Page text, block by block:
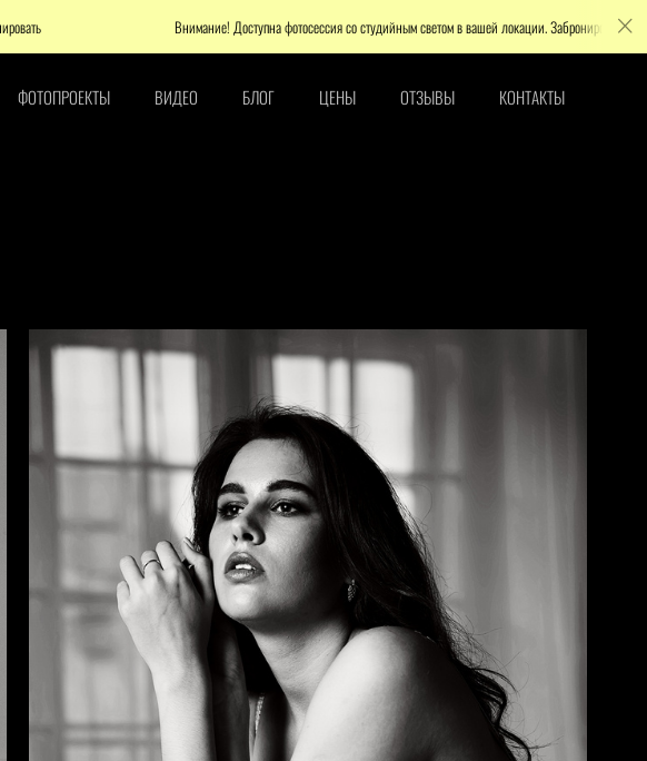
ФОТОПРОЕКТЫ ВИДЕО БЛОГ ЦЕНЫ ОТЗЫВЫ КОНТАКТЫ
Внимание! Доступна фотосессия со студийным светом в вашей локации. Забронировать